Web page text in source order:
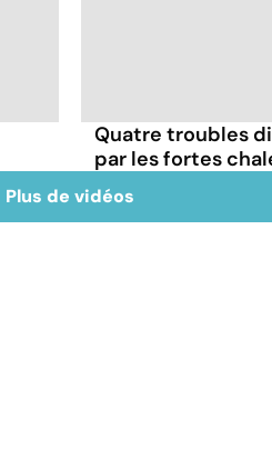
Quatre troubles
par les fortes
Plus de vidéos